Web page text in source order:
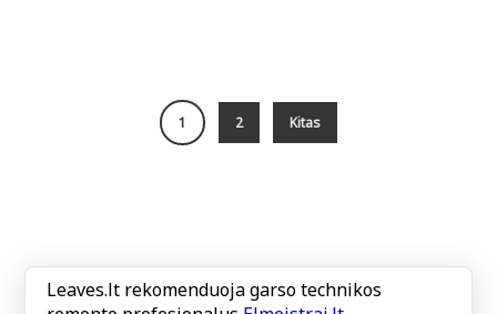
1 2 Kitas
Leaves.lt rekomenduoja garso technikos